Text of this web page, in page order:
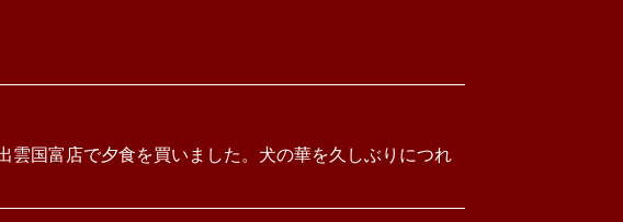
雲国富店で夕食を買いました。犬の華を久しぶりにつれ